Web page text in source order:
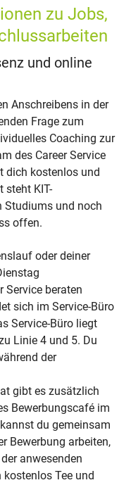
zu Jobs,
und online
Anschreibens in der
Frage zum
Coaching zur
des Career Service
dich kostenlos und
steht KIT-
Studiums und noch
offen.
oder deiner
Service beraten
sich im Service-Büro
Service-Büro liegt
Linie 4 und 5. Du
der
gibt es zusätzlich
Bewerbungscafé im
du gemeinsam
Bewerbung arbeiten,
anwesenden
kostenlos Tee und